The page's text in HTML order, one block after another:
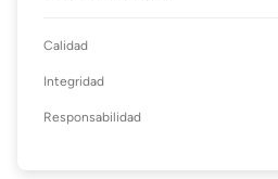
Calidad
Integridad
Responsabilidad